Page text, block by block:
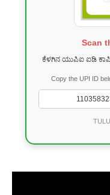
Scan
ಕೆಳಗಿನ ಯುಪಿಐ ಐಡಿ
Copy the UPI ID